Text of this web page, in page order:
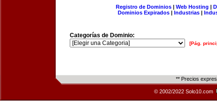
Registro de Dominios| Web Hosting |
Dominios Expirados | Industrias |
Categorías de Dominio:
[Pág.
** Precios
© 2002/2022 Solo10.com